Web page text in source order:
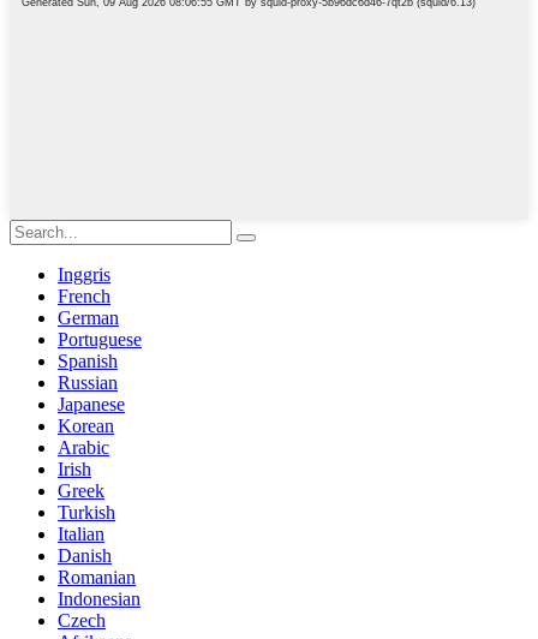
Inggris
French
German
Portuguese
Spanish
Russian
Japanese
Korean
Arabic
Irish
Greek
Turkish
Italian
Danish
Romanian
Indonesian
Czech